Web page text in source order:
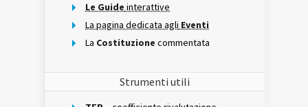
Le Guide interattive
La pagina dedicata agli Eventi
La Costituzione commentata
Strumenti utili